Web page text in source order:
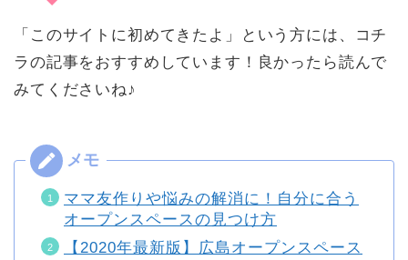
「このサイトに初めてきたよ」という方には、コチ
ラの記事をおすすめしています！良かったら読んで
みてくださいね♪
ママ友作りや悩みの解消に！自分に合う
オープンスペースの見つけ方
【2020年最新版】広島オープンスペース